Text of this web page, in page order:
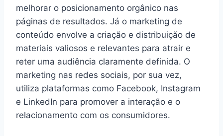
melhorar o posicionamento orgânico nas
páginas de resultados. Já o marketing de
conteúdo envolve a criação e distribuição de
materiais valiosos e relevantes para atrair e
reter uma audiência claramente definida. O
marketing nas redes sociais, por sua vez,
utiliza plataformas como Facebook, Instagram
e LinkedIn para promover a interação e o
relacionamento com os consumidores.